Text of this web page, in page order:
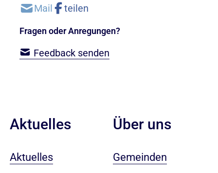
Fragen oder Anregungen?
Feedback senden
Aktuelles
Aktuelles
Über uns
Gemeinden